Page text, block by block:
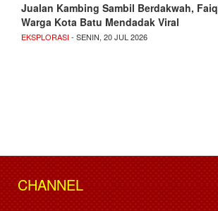
Jualan Kambing Sambil Berdakwah, Faiq
Warga Kota Batu Mendadak Viral
EKSPLORASI- SENIN, 20 JUL 2026
CHANNEL